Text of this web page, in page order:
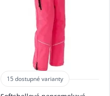
15 dostupné varianty